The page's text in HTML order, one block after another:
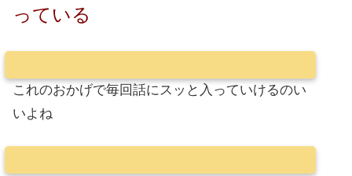
っている
これのおかげで毎回話にスッと入っていけるのい
いよね